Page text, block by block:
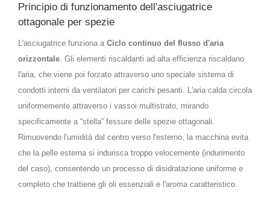
Principio di funzionamento dell'asciugatrice
ottagonale per spezie
L'asciugatrice funziona a Ciclo continuo del flusso d'aria
orizzontale. Gli elementi riscaldanti ad alta efficienza riscaldano
l'aria, che viene poi forzato attraverso uno speciale sistema di
condotti interni da ventilatori per carichi pesanti. L'aria calda circola
uniformemente attraverso i vassoi multistrato, mirando
specificamente a “stella” fessure delle spezie ottagonali.
Rimuovendo l'umidità dal centro verso l'esterno, la macchina evita
che la pelle esterna si indurisca troppo velocemente (indurimento
del caso), consentendo un processo di disidratazione uniforme e
completo che trattiene gli oli essenziali e l'aroma caratteristico.